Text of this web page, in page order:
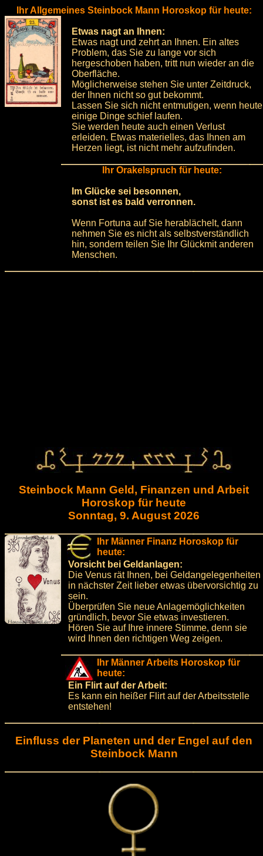
Ihr Allgemeines Steinbock Mann Horoskop für heute:
Etwas nagt an Ihnen:
Etwas nagt und zehrt an Ihnen. Ein altes
Problem, das Sie zu lange vor sich
hergeschoben haben, tritt nun wieder an die
Oberfläche.
Möglicherweise stehen Sie unter Zeitdruck,
der Ihnen nicht so gut bekommt.
Lassen Sie sich nicht entmutigen, wenn heute
einige Dinge schief laufen.
Sie werden heute auch einen Verlust
erleiden. Etwas materielles, das Ihnen am
Herzen liegt, ist nicht mehr aufzufinden.
Ihr Orakelspruch für heute:
Im Glücke sei besonnen,
sonst ist es bald verronnen.
Wenn Fortuna auf Sie herablächelt, dann
nehmen Sie es nicht als selbstverständlich
hin, sondern teilen Sie Ihr Glückmit anderen
Menschen.
Steinbock Mann Geld, Finanzen und Arbeit
Horoskop für heute
Sonntag, 9. August 2026
Ihr Männer Finanz Horoskop für
heute:
Vorsicht bei Geldanlagen:
Die Venus rät Ihnen, bei Geldangelegenheiten
in nächster Zeit lieber etwas übervorsichtig zu
sein.
Überprüfen Sie neue Anlagemöglichkeiten
gründlich, bevor Sie etwas investieren.
Hören Sie auf Ihre innere Stimme, denn sie
wird Ihnen den richtigen Weg zeigen.
Ihr Männer Arbeits Horoskop für
heute:
Ein Flirt auf der Arbeit:
Es kann ein heißer Flirt auf der Arbeitsstelle
entstehen!
Einfluss der Planeten und der Engel auf den
Steinbock Mann